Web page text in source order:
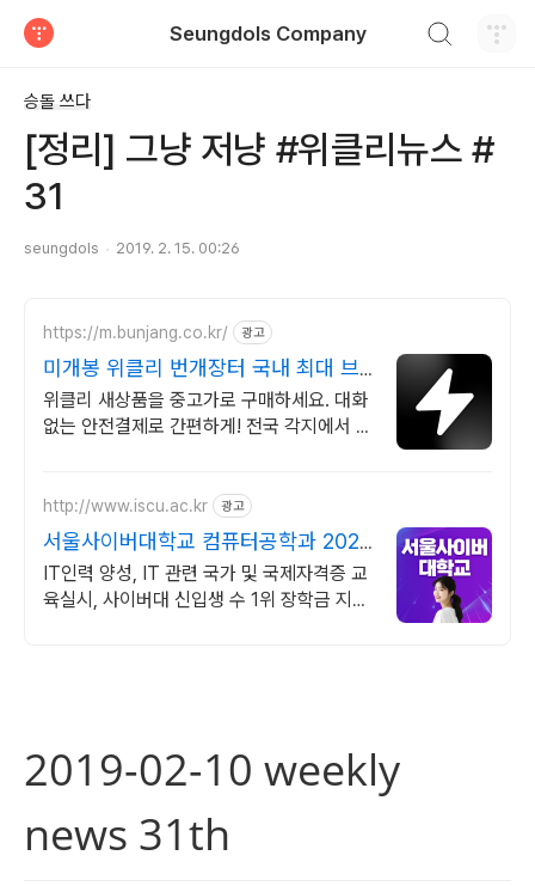
Seungdols Company
승돌 쓰다
[정리] 그냥 저냥 #위클리뉴스 #
31
seungdols 2019. 2. 15. 00:26
https://m.bunjang.co.kr/ 광고
미개봉 위클리 번개장터 국내 최대 브
랜드 중고거래
위클리 새상품을 중고가로 구매하세요. 대화
없는 안전결제로 간편하게! 전국 각지에서 올
http://www.iscu.ac.kr 광고
서울사이버대학교 컴퓨터공학과 2026
가을학기 신편입생
IT인력 양성, IT 관련 국가 및 국제자격증 교
육실시, 사이버대 신입생 수 1위 장학금 지급
2019-02-10 weekly
news 31th